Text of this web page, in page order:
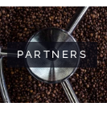
PARTNERS